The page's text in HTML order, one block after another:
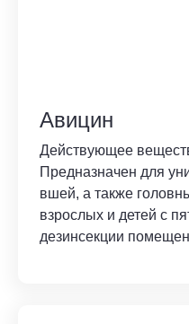
Авицин
Действующее
Предназначен для
вшей, а также
взрослых и детей с
дезинсекции